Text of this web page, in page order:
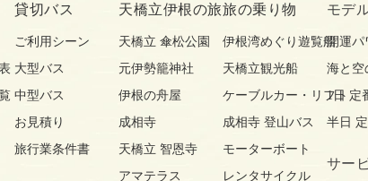
貸切バス
ご利用シーン
大型バス
中型バス
お見積り
旅行業条件書
天橋立伊根の旅
天橋立 傘松公園
元伊勢籠神社
伊根の舟屋
成相寺
天橋立 智恩寺
アマテラス
旅の乗り物
伊根湾めぐり遊覧船
天橋立観光船
ケーブルカー・リフト
成相寺 登山バス
モーターボート
レンタサイクル
モデ
開運パ
海と空
1日 定
半日
サー